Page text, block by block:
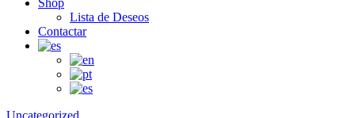
Shop
Lista de Deseos
Contactar
Uncategorized